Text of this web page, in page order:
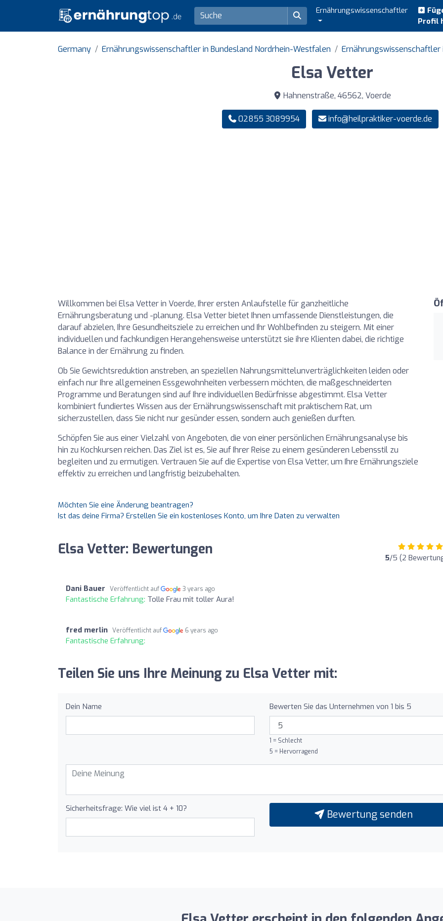
Ernährungswissenschaftler
Profil
Germany Ernährungswissenschaftler in Bundesland Nordrhein-Westfalen Ernährungswissenschaftler
Elsa Vetter
Hahnenstraße, 46562, Voerde
02855 3089954 info@heilpraktiker-voerde.de
Willkommen bei Elsa Vetter in Voerde, Ihrer ersten Anlaufstelle für ganzheitliche
Ernährungsberatung und -planung. Elsa Vetter bietet Ihnen umfassende Dienstleistungen, die
darauf abzielen, Ihre Gesundheitsziele zu erreichen und Ihr Wohlbefinden zu steigern. Mit einer
individuellen und fachkundigen Herangehensweise unterstützt sie ihre Klienten dabei, die richtige
Balance in der Ernährung zu finden.
Ob Sie Gewichtsreduktion anstreben, an speziellen Nahrungsmittelunverträglichkeiten leiden oder
einfach nur Ihre allgemeinen Essgewohnheiten verbessern möchten, die maßgeschneiderten
Programme und Beratungen sind auf Ihre individuellen Bedürfnisse abgestimmt. Elsa Vetter
kombiniert fundiertes Wissen aus der Ernährungswissenschaft mit praktischem Rat, um
sicherzustellen, dass Sie nicht nur gesünder essen, sondern auch genießen durften.
Schöpfen Sie aus einer Vielzahl von Angeboten, die von einer persönlichen Ernährungsanalyse bis
hin zu Kochkursen reichen. Das Ziel ist es, Sie auf Ihrer Reise zu einem gesünderen Lebensstil zu
begleiten und zu ermutigen. Vertrauen Sie auf die Expertise von Elsa Vetter, um Ihre Ernährungsziele
effektiv zu erreichen und langfristig beizubehalten.
Möchten Sie eine Änderung beantragen?
Ist das deine Firma? Erstellen Sie ein kostenloses Konto, um Ihre Daten zu verwalten
Elsa Vetter: Bewertungen 5/5 (2
Dani Bauer Veröffentlicht auf 3 years ago
Fantastische Erfahrung: Tolle Frau mit toller Aura!
fred merlin Veröffentlicht auf 6 years ago
Fantastische Erfahrung:
Teilen Sie uns Ihre Meinung zu Elsa Vetter mit:
Dein Name Bewerten Sie das Unternehmen von 1 bis 5
1 = Schlecht
5 = Hervorragend
Sicherheitsfrage: Wie viel ist 4 + 10? Bewertung senden